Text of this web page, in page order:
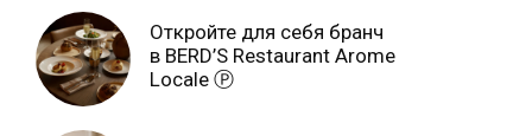
Откройте для себя бранч
в BERD’S Restaurant Arome
Locale Ⓟ